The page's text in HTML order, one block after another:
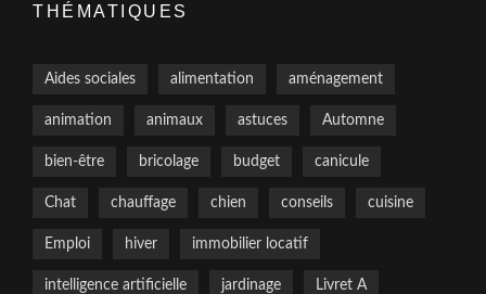
THÉMATIQUES
Aides sociales alimentation aménagement
animation animaux astuces Automne
bien-être bricolage budget canicule
Chat chauffage chien conseils cuisine
Emploi hiver immobilier locatif
intelligence artificielle jardinage Livret A